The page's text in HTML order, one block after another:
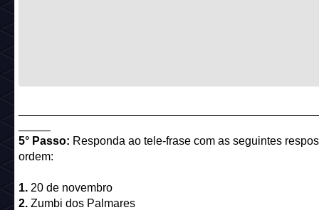
5° Passo: Responda ao tele-frase com as seguintes
ordem:
1. 20 de novembro
2.Zumbi dos Palmares